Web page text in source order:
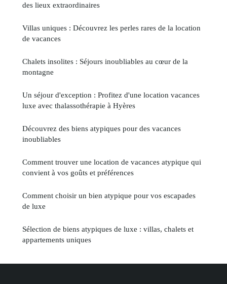
des lieux extraordinaires
Villas uniques : Découvrez les perles rares de la location
de vacances
Chalets insolites : Séjours inoubliables au cœur de la
montagne
Un séjour d'exception : Profitez d'une location vacances
luxe avec thalassothérapie à Hyères
Découvrez des biens atypiques pour des vacances
inoubliables
Comment trouver une location de vacances atypique qui
convient à vos goûts et préférences
Comment choisir un bien atypique pour vos escapades
de luxe
Sélection de biens atypiques de luxe : villas, chalets et
appartements uniques